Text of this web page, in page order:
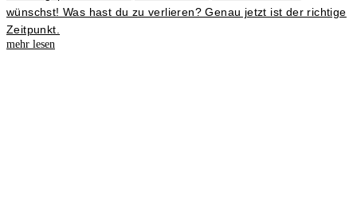
wünschst! Was hast du zu verlieren? Genau jetzt ist der richtige
Zeitpunkt.
mehr lesen